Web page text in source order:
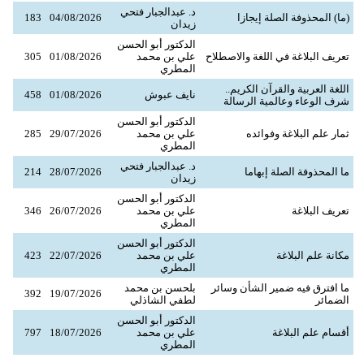
(ما) المحذوفة الصلة إيجازا
د. عبدالجبار فتحي
زيدان
04/08/2026
183
تعريف البلاغة في اللغة والاصطلاح
الدكتور أبو الحسن
علي بن محمد
المطري
01/08/2026
305
اللغة العربية والقرآن الكريم..
شرف الوعاء وعالمية الرسالة
نايف عبوش 01/08/2026
458
ثمار علم البلاغة وفوائده
الدكتور أبو الحسن
علي بن محمد
المطري
29/07/2026
285
ما المحذوفة الصلة إبهاما
د. عبدالجبار فتحي
زيدان
28/07/2026
214
تعريف البلاغة
الدكتور أبو الحسن
علي بن محمد
المطري
26/07/2026
346
مكانة علم البلاغة
الدكتور أبو الحسن
علي بن محمد
المطري
22/07/2026
423
ما افترق فيه ضمير الشأن وسائر
الضمائر
بلحسن بن محمد
لطفي الشاذلي
19/07/2026
392
أقسام علم البلاغة
الدكتور أبو الحسن
علي بن محمد
المطري
18/07/2026
797